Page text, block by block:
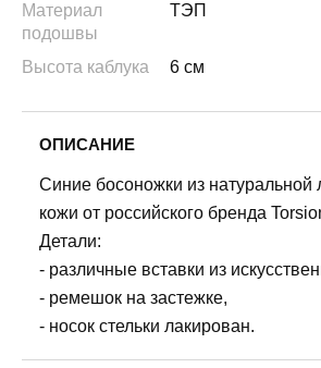
Материал
подошвы
ТЭП
Высота каблука 6 см
ОПИСАНИЕ
Синие босоножки из натуральной
кожи от российского бренда
Детали:
- различные вставки из
- ремешок на застежке,
- носок стельки лакирован.